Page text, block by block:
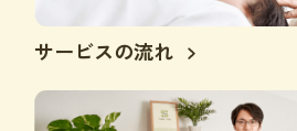
サービスの流れ